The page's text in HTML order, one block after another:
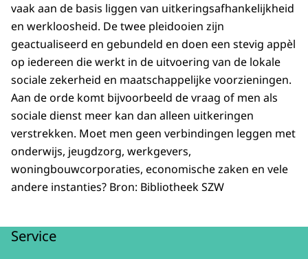
vaak aan de basis liggen van uitkeringsafhankelijkheid
en werkloosheid. De twee pleidooien zijn
geactualiseerd en gebundeld en doen een stevig appèl
op iedereen die werkt in de uitvoering van de lokale
sociale zekerheid en maatschappelijke voorzieningen.
Aan de orde komt bijvoorbeeld de vraag of men als
sociale dienst meer kan dan alleen uitkeringen
verstrekken. Moet men geen verbindingen leggen met
onderwijs, jeugdzorg, werkgevers,
woningbouwcorporaties, economische zaken en vele
andere instanties? Bron: Bibliotheek SZW
Service